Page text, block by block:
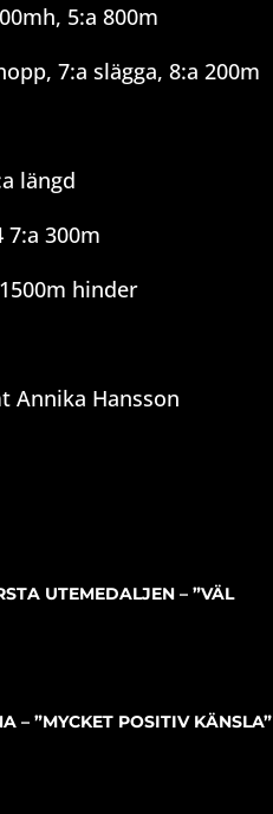
5:a 800m
7:a slägga, 8:a 200m
längd
7:a 300m
hinder
Annika Hansson
UTEMEDALJEN – ”VÄL
– ”MYCKET POSITIV KÄNSLA”